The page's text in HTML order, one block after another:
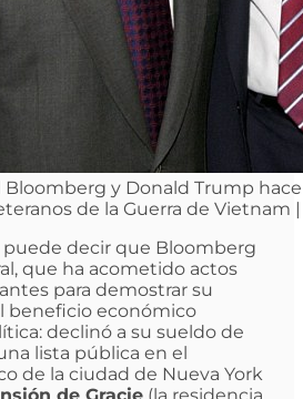
Bloomberg y Donald Trump
de la Guerra de Vietnam
puede decir que Bloomberg
que ha acometido actos
para demostrar su
beneficio económico
declinó a su sueldo de
lista pública en el
de la ciudad de Nueva York